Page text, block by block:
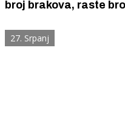
broj brakova, raste
istog spola.
27. Srpanj